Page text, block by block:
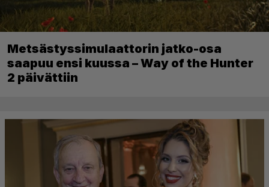
Metsästyssimulaattorin jatko-osa
saapuu ensi kuussa – Way of the Hunter
2 päivättiin